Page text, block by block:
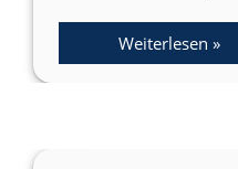
Weiterlesen »